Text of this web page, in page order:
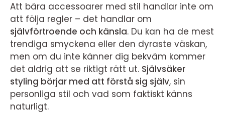
Att bära accessoarer med stil handlar inte om
att följa regler – det handlar om
självförtroende och känsla. Du kan ha de mest
trendiga smyckena eller den dyraste väskan,
men om du inte känner dig bekväm kommer
det aldrig att se riktigt rätt ut. Självsäker
styling börjar med att förstå sig själv, sin
personliga stil och vad som faktiskt känns
naturligt.